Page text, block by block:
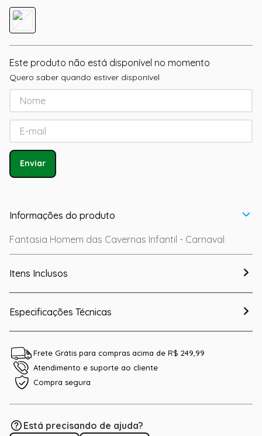
Este produto não está disponível no momento
Quero saber quando estiver disponível
Enviar
Informações do produto
Fantasia Homem das Cavernas Infantil - Carnaval
Itens Inclusos
Especificações Técnicas
Frete Grátis para compras acima de R$ 249,99
Atendimento e suporte ao cliente
Compra segura
Está precisando de ajuda?